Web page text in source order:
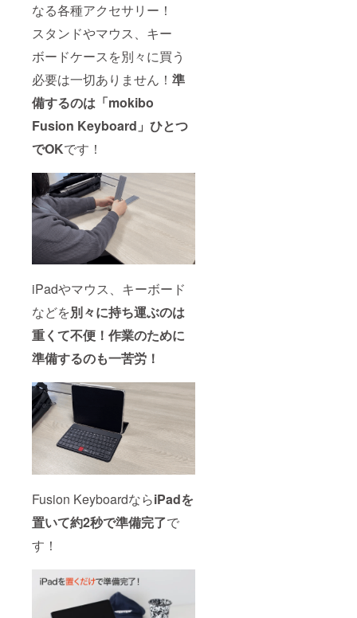
なる各種アクセサリー！
スタンドやマウス、キー
ボードケースを別々に買う
必要は一切ありません！ 準
備するのは「mokibo
Fusion Keyboard」ひとつ
でOKです！
iPadやマウス、キーボード
などを別々に持ち運ぶのは
重くて不便！作業のために
準備するのも一苦労！
Fusion KeyboardならiPadを
置いて約2秒で準備完了で
す！